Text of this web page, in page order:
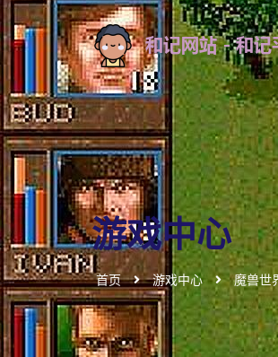
游戏中心
首页 游戏中心 魔兽世